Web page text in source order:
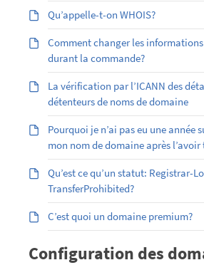
Qu’appelle-t-on WHOIS?
Comment changer les
durant la commande?
La vérification par l’ICANN des
détenteurs de noms de domaine
Pourquoi je n’ai pas eu une année
mon nom de domaine après l’avoir
Qu’est ce qu’un statut: Registrar-
TransferProhibited?
C’est quoi un domaine premium?
Configuration des